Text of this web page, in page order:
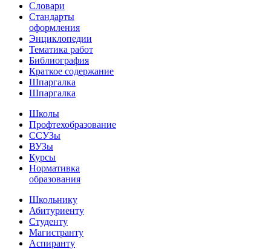
Словари
Стандарты
оформления
Энциклопедии
Тематика работ
Библиография
Краткое содержание
Шпаргалка
Шпаргалка
Школы
Профтехобразование
ССУЗы
ВУЗы
Курсы
Нормативка
образования
Школьнику
Абитуриенту
Студенту
Магистранту
Аспиранту